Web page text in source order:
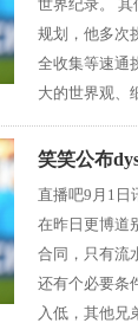
世界纪录。
规划，他多次
全收集等速通
大的世界观、
笑笑公布
直播吧9月1日
在昨日更博道
合同，只有流
还有个必要条
入低，其他兄